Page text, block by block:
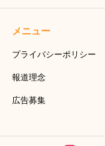
メニュー
プライバシーポリシー
報道理念
広告募集